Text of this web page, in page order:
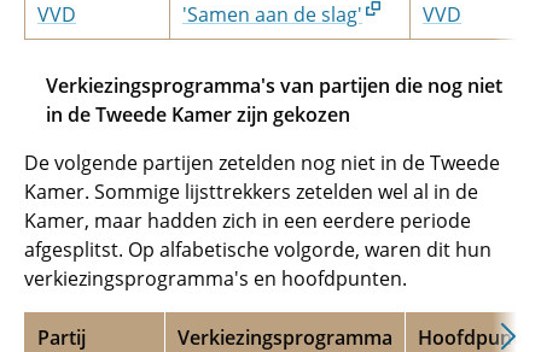
VVD
'Samen aan de slag' VVD
Verkiezingsprogramma's van partijen die nog niet
in de Tweede Kamer zijn gekozen
De volgende partijen zetelden nog niet in de Tweede
Kamer. Sommige lijsttrekkers zetelden wel al in de
Kamer, maar hadden zich in een eerdere periode
afgesplitst. Op alfabetische volgorde, waren dit hun
verkiezingsprogramma's en hoofdpunten.
Partij Verkiezingsprogramma Hoofdpunten